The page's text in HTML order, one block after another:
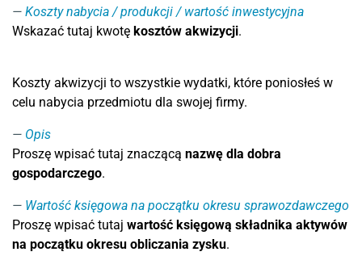
Koszty nabycia / produkcji / wartość inwestycyjna
Wskazać tutaj kwotę kosztów akwizycji.
Koszty akwizycji to wszystkie wydatki, które poniosłeś w
celu nabycia przedmiotu dla swojej firmy.
Opis
Proszę wpisać tutaj znaczącą nazwę dla dobra
gospodarczego.
Wartość księgowa na początku okresu sprawozdawczego
Proszę wpisać tutaj wartość księgową składnika aktywów
na początku okresu obliczania zysku.